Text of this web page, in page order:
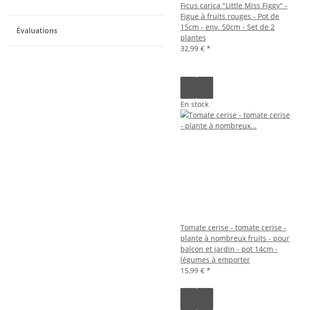
Ficus carica "Little Miss Figgy" -
Figue à fruits rouges - Pot de
15cm - env. 50cm - Set de 2
plantes
32,99 € *
En stock
Tomate cerise - tomate cerise -
plante à nombreux fruits - pour
balcon et jardin - pot 14cm -
légumes à emporter
15,99 € *
Évaluations